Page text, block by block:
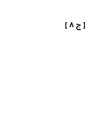
[ ج ٨ ]